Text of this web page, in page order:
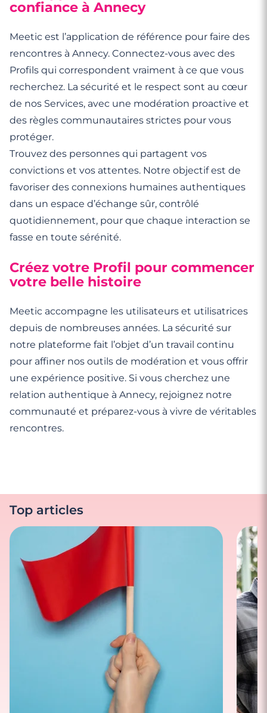
confiance à Annecy
Meetic est l’application de référence pour faire des
rencontres à Annecy. Connectez-vous avec des
Profils qui correspondent vraiment à ce que vous
recherchez. La sécurité et le respect sont au cœur
de nos Services, avec une modération proactive et
des règles communautaires strictes pour vous
protéger.
Trouvez des personnes qui partagent vos
convictions et vos attentes. Notre objectif est de
favoriser des connexions humaines authentiques
dans un espace d’échange sûr, contrôlé
quotidiennement, pour que chaque interaction se
fasse en toute sérénité.
Créez votre Profil pour commencer
votre belle histoire
Meetic accompagne les utilisateurs et utilisatrices
depuis de nombreuses années. La sécurité sur
notre plateforme fait l’objet d’un travail continu
pour affiner nos outils de modération et vous offrir
une expérience positive. Si vous cherchez une
relation authentique à Annecy, rejoignez notre
communauté et préparez-vous à vivre de véritables
rencontres.
Top articles